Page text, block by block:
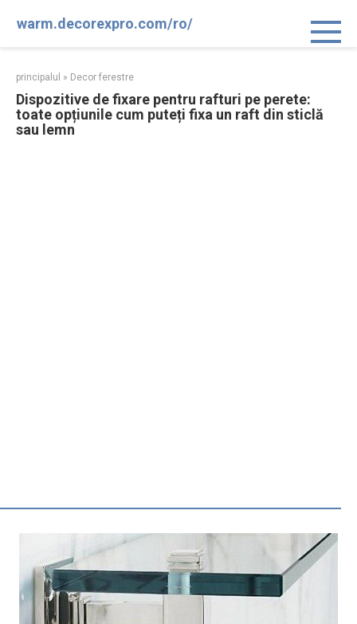
warm.decorexpro.com/ro/
principalul » Decor ferestre
Dispozitive de fixare pentru rafturi pe perete:
toate opțiunile cum puteți fixa un raft din sticlă
sau lemn